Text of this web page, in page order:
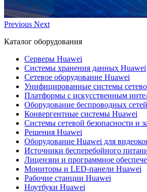
Previous Next
Каталог оборудования
Серверы Huawei
Системы хранения данных Huawei
Сетевое оборудование Huawei
Унифицированные системы
Платформы с искусственным
Оборудование беспроводных
Конвергентные системы Huawei
Системы сетевой безопасности и
Решения Huawei
Оборудование Huawei для
Источники бесперебойного
Лицензии и программное
Мониторы и LED-панели Huawei
Рабочие станции Huawei
Ноутбуки Huawei